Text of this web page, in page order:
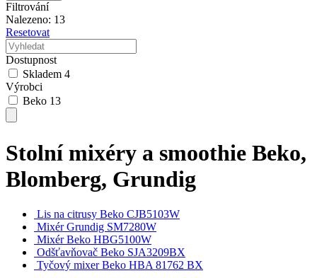
Filtrování
Nalezeno: 13
Resetovat
Dostupnost
Skladem 4
Výrobci
Beko 13
Stolní mixéry a smoothie Beko,
Blomberg, Grundig
Lis na citrusy Beko CJB5103W
Mixér Grundig SM7280W
Mixér Beko HBG5100W
Odšťavňovač Beko SJA3209BX
Tyčový mixer Beko HBA 81762 BX